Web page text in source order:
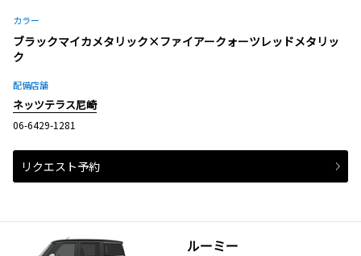
カラー
ブラックマイカメタリック×ファイアークォーツレッドメタリッ
ク
配備店舗
ネッツテラス尼崎
06-6429-1281
リクエスト予約
ルーミー